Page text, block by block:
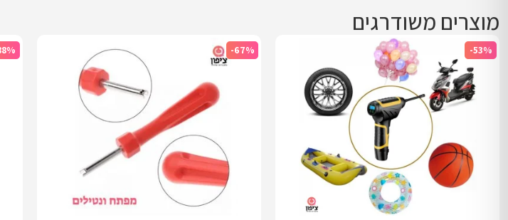
מוצרים משודרגים
-53%
-67%